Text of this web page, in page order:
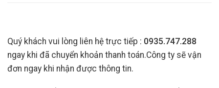
Quý khách vui lòng liên hệ trực tiếp : 0935.747.288
ngay khi đã chuyển khoản thanh toán.Công ty sẽ vận
đơn ngay khi nhận được thông tin.